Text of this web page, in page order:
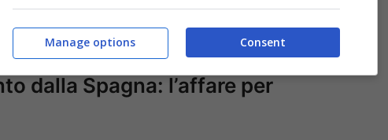
a sorpresa per anticipare i tempi:il profilo
dalla Spagna: l’affare per
Consent
Manage options